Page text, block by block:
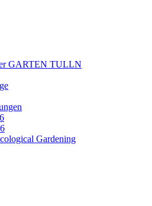
GARTEN TULLN
Gardening